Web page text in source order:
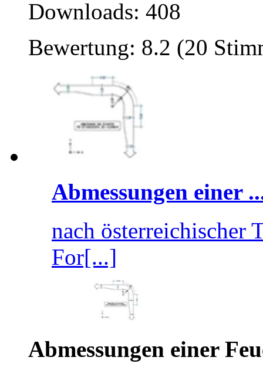
Downloads: 408
Bewertung: 8.2 (20
Abmessungen einer
nach österreichischer
For[...]
Abmessungen einer